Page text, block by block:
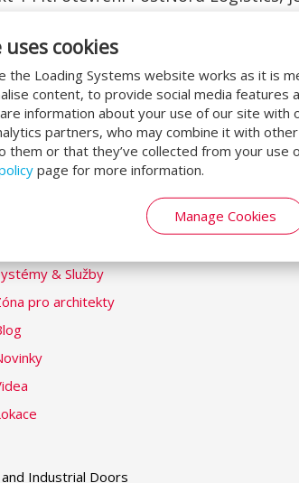
cookies
the Loading Systems website works as it is
content, to provide social media features
information about your use of our site with
partners, who may combine it with
them or that they’ve collected from your use
page for more information.
Manage Cookies
balíčku Loading Systems
a nafukovacích přístřešků.
budovy: Postnord Logistics,
SYSTEMS
& Služby
pro architekty
Industrial Doors